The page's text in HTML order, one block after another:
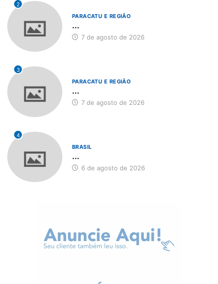
2
PARACATU E REGIÃO
...
7 de agosto de 2026
3
PARACATU E REGIÃO
...
7 de agosto de 2026
4
BRASIL
...
6 de agosto de 2026